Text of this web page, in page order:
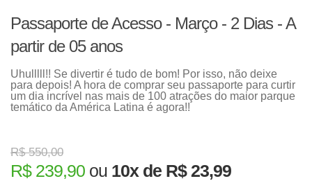
Passaporte de Acesso - Março - 2 Dias - A
partir de 05 anos
Uhulllll!! Se divertir é tudo de bom! Por isso, não deixe
para depois! A hora de comprar seu passaporte para curtir
um dia incrível nas mais de 100 atrações do maior parque
temático da América Latina é agora!!
R$ 550,00
R$ 239,90 ou 10x de R$ 23,99